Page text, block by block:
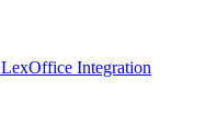
LexOffice Integration